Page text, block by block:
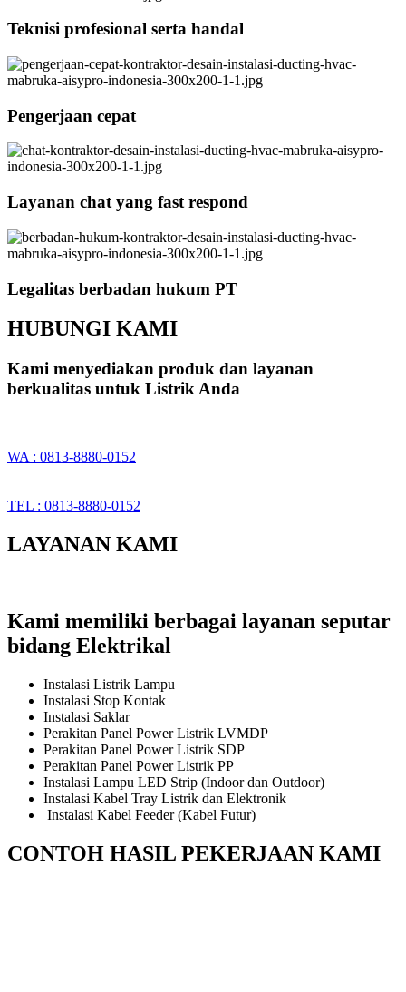
Teknisi profesional serta handal
Pengerjaan cepat
Layanan chat yang fast respond
Legalitas berbadan hukum PT
HUBUNGI KAMI
Kami menyediakan produk dan layanan
berkualitas untuk Listrik Anda
WA : 0813-8880-0152
TEL : 0813-8880-0152
LAYANAN KAMI
Kami memiliki berbagai layanan seputar
bidang Elektrikal
Instalasi Listrik Lampu
Instalasi Stop Kontak
Instalasi Saklar
Perakitan Panel Power Listrik LVMDP
Perakitan Panel Power Listrik SDP
Perakitan Panel Power Listrik PP
Instalasi Lampu LED Strip (Indoor dan Outdoor)
Instalasi Kabel Tray Listrik dan Elektronik
Instalasi Kabel Feeder (Kabel Futur)
CONTOH HASIL PEKERJAAN KAMI